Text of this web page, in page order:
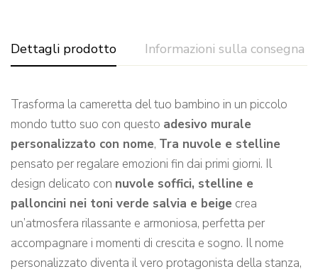
Dettagli prodotto Informazioni sulla consegna
Trasforma la cameretta del tuo bambino in un piccolo
mondo tutto suo con questo adesivo murale
personalizzato con nome, Tra nuvole e stelline
pensato per regalare emozioni fin dai primi giorni. Il
design delicato con nuvole soffici, stelline e
palloncini nei toni verde salvia e beige crea
un’atmosfera rilassante e armoniosa, perfetta per
accompagnare i momenti di crescita e sogno. Il nome
personalizzato diventa il vero protagonista della stanza,